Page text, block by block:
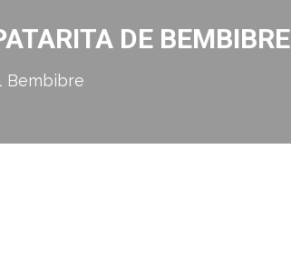
DE BEMBIBRE
Bembibre